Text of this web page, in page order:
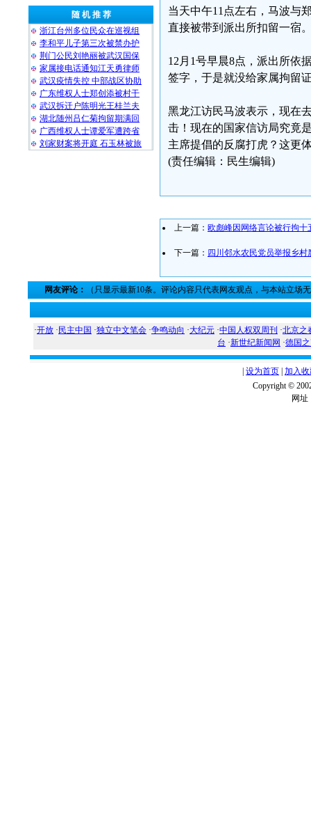
随 机 推 荐
浙江台州多位民众在巡视组
李和平儿子第三次被禁办护
荆门公民刘艳丽被武汉国保
家属接电话通知江天勇律师
武汉疫情失控 中部战区协助
广东维权人士郑创添被村干
武汉拆迁户陈明光王桂兰夫
湖北随州吕仁菊拘留期满回
广西维权人士谭爱军遭跨省
刘家财案将开庭 石玉林被旅
当天中午11点左右，马波与
直接被带到派出所扣留一宿
12月1号早晨8点，派出所依
签字，于是就没给家属拘留
黑龙江访民马波表示，现在
击！现在的国家信访局究竟
主席提倡的反腐打虎？这更
(责任编辑：民生编辑)
上一篇： 欧彪峰因网络言论被行拘十
下一篇： 四川邻水农民党员举报乡村
网友评论： （只显示最新10条。评论内容只代表网友观点，与本站立场
·开放 · 民主中国 ·独立中文笔会 ·争鸣动向 ·大纪元 ·中国人权双周刊 ·北京之
台 ·新世纪新闻网 ·德国
设为首页 加入
Copyright ©
网址